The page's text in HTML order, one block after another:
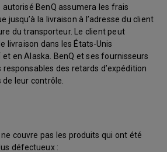
BenQ assumera les frais
jusqu’à la livraison à l’adresse du client
du transporteur. Le client peut
livraison dans les États-Unis
en Alaska. BenQ et ses fournisseurs
des retards d’expédition
leur contrôle.
couvre pas les produits qui ont été
défectueux :